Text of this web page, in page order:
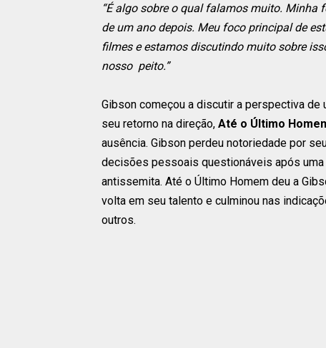
“É algo sobre o qual falamos muito.
de um ano depois. Meu foco principal de
filmes e estamos discutindo muito sobre
nosso peito.”
Gibson começou a discutir a perspectiva de
seu retorno na direção, Até o Último
ausência. Gibson perdeu notoriedade por
decisões pessoais questionáveis ​​após
antissemita. Até o Último Homem deu a
volta em seu talento e culminou nas
outros.